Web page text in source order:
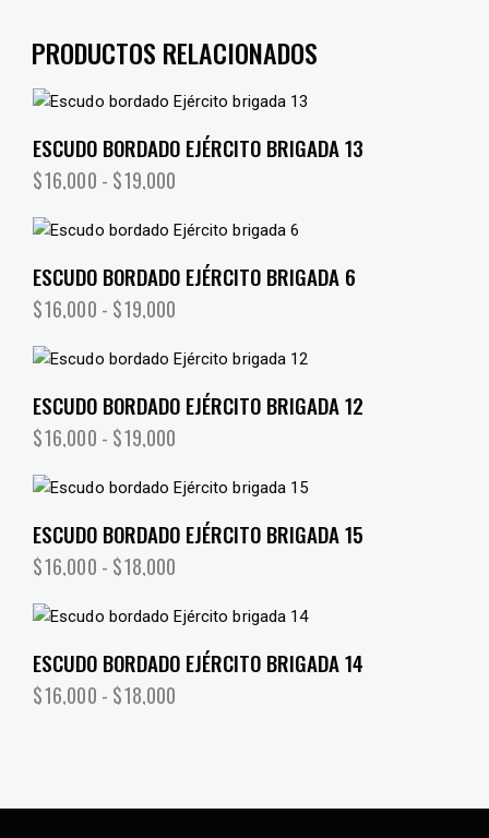
PRODUCTOS RELACIONADOS
ESCUDO BORDADO EJÉRCITO BRIGADA 13
$16,000 - $19,000
ESCUDO BORDADO EJÉRCITO BRIGADA 6
$16,000 - $19,000
ESCUDO BORDADO EJÉRCITO BRIGADA 12
$16,000 - $19,000
ESCUDO BORDADO EJÉRCITO BRIGADA 15
$16,000 - $18,000
ESCUDO BORDADO EJÉRCITO BRIGADA 14
$16,000 - $18,000